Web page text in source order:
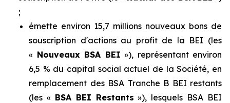
;
émette environ 15,7 millions nouveaux bons de
souscription d'actions au profit de la BEI (les
« Nouveaux BSA BEI »), représentant environ
6,5 % du capital social actuel de la Société, en
remplacement des BSA Tranche B BEI restants
(les « BSA BEI Restants »), lesquels BSA BEI